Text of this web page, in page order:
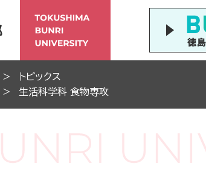
トピックス
生活科学科 食物専攻